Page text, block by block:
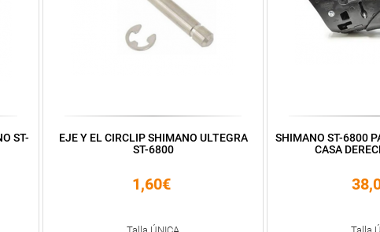
ST-
EJE Y EL CIRCLIP SHIMANO ULTEGRA
ST-6800
1,60€
SHIMANO ST-6800
CASA